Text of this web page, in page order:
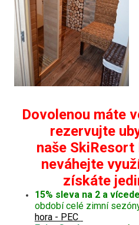
Dovolenou máte
rezervujte
naše
neváhejte
získáte
15% sleva na 2 a
období celé zimní
hora - PEC